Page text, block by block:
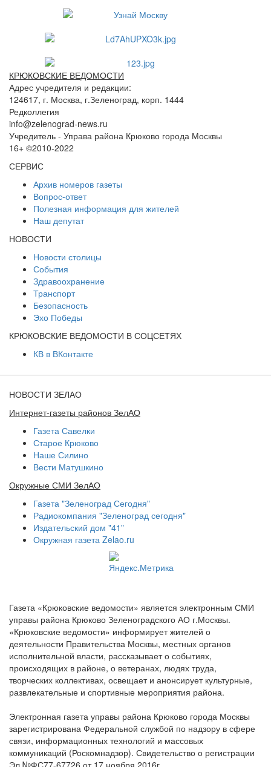
КРЮКОВСКИЕ ВЕДОМОСТИ
Адрес учредителя и редакции:
124617, г. Москва, г.Зеленоград, корп. 1444
Редколлегия
info@zelenograd-news.ru
Учредитель - Управа района Крюково города Москвы
16+ ©2010-2022
СЕРВИС
Архив номеров газеты
Вопрос-ответ
Полезная информация для жителей
Наш депутат
НОВОСТИ
Новости столицы
События
Здравоохранение
Транспорт
Безопасность
Эхо Победы
КРЮКОВСКИЕ ВЕДОМОСТИ В СОЦСЕТЯХ
КВ в ВКонтакте
НОВОСТИ ЗЕЛАО
Интернет-газеты районов ЗелАО
Газета Савелки
Старое Крюково
Наше Силино
Вести Матушкино
Окружные СМИ ЗелАО
Газета "Зеленоград Сегодня"
Радиокомпания "Зеленоград сегодня"
Издательский дом "41"
Окружная газета Zelao.ru
Газета «Крюковские ведомости» является электронным СМИ
управы района Крюково Зеленоградского АО г.Москвы.
«Крюковские ведомости» информирует жителей о
деятельности Правительства Москвы, местных органов
исполнительной власти, рассказывает о событиях,
происходящих в районе, о ветеранах, людях труда,
творческих коллективах, освещает и анонсирует культурные,
развлекательные и спортивные мероприятия района.
Электронная газета управы района Крюково города Москвы
зарегистрирована Федеральной службой по надзору в сфере
связи, информационных технологий и массовых
коммуникаций (Роскомнадзор). Свидетельство о регистрации